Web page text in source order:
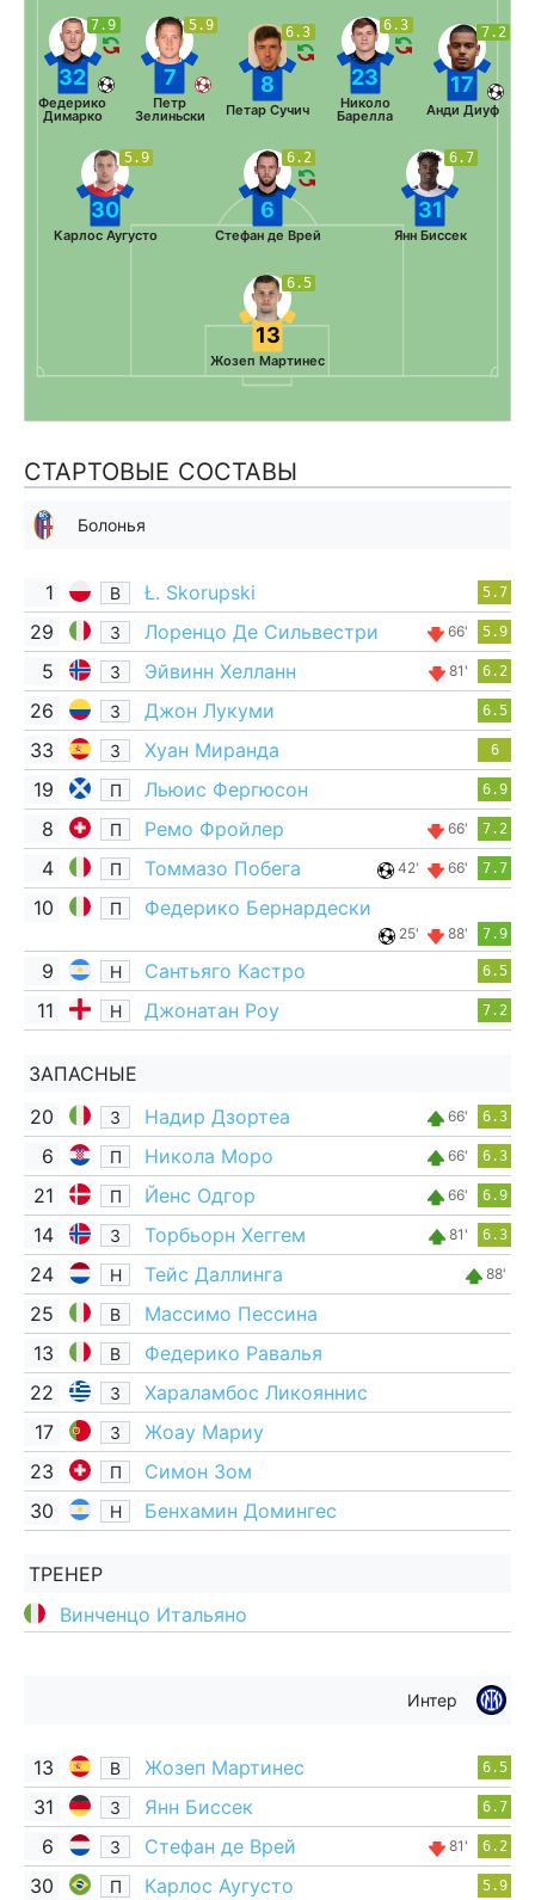
6.5
13
Жозеп Мартинес
5.9
30
Карлос Аугусто
6.2
6
Стефан де Врей
6.7
31
Янн Биссек
7.9
32
Федерико
Димарко
5.9
7
Петр
Зелиньски
6.3
8
Петар Сучич
6.3
23
Николо
Барелла
7.2
17
Анди Диуф
СТАРТОВЫЕ СОСТАВЫ
Болонья
1 В Ł. Skorupski 5.7
29 З Лоренцо Де Сильвестри 66' 5.9
5 З Эйвинн Хелланн 81' 6.2
26 З Джон Лукуми 6.5
33 З Хуан Миранда 6
19 П Льюис Фергюсон 6.9
8 П Ремо Фройлер 66' 7.2
4 П Томмазо Побега 42' 66' 7.7
10 П Федерико Бернардески
25' 88' 7.9
9 Н Сантьяго Кастро 6.5
11 Н Джонатан Роу 7.2
ЗАПАСНЫЕ
20
З Надир Дзортеа 66' 6.3
6 П Никола Моро 66' 6.3
21 П Йенс Одгор 66' 6.9
14 З Торбьорн Хеггем 81' 6.3
24 Н Тейс Даллинга 88'
25 В
Массимо Пессина
13
В
Федерико Равалья
22
З
Хараламбос Ликояннис
17
З
Жоау Мариу
23
П
Симон Зом
30
Н Бенхамин Домингес
ТРЕНЕР
Винченцо Итальяно
Интер
13 В Жозеп Мартинес 6.5
31 З Янн Биссек 6.7
6 З Стефан де Врей 81' 6.2
30 П Карлос Аугусто 5.9